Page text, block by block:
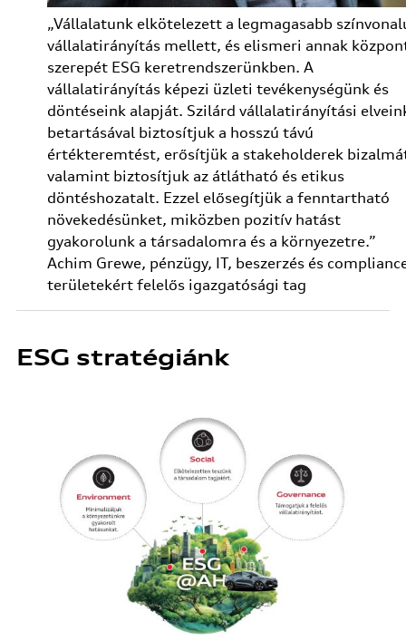
„Vállalatunk elkötelezett a legmagasabb
vállalatirányítás mellett, és elismeri annak
szerepét ESG keretrendszerünkben. A
vállalatirányítás képezi üzleti tevékenységünk és
döntéseink alapját. Szilárd vállalatirányítási
betartásával biztosítjuk a hosszú távú
értékteremtést, erősítjük a stakeholderek
valamint biztosítjuk az átlátható és etikus
döntéshozatalt. Ezzel elősegítjük a fenntartható
növekedésünket, miközben pozitív hatást
gyakorolunk a társadalomra és a környezetre.”
Achim Grewe, pénzügy, IT, beszerzés és
területekért felelős igazgatósági tag
ESG stratégiánk